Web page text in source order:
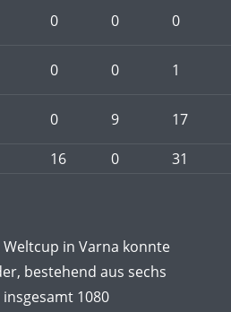
0 0
0
0 0
1
0 9
17
16 0 31
in Varna konnte
bestehend aus sechs
1080